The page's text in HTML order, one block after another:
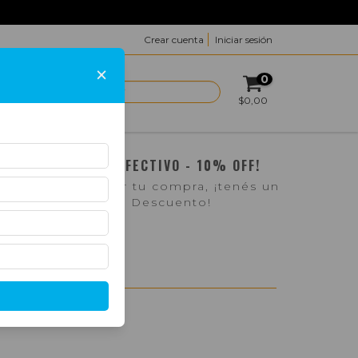
Crear cuenta Iniciar sesión
0
$0,00
¡PAGO EN EFECTIVO - 10% OFF!
Si pasás a retirar tu compra, ¡tenés un
10% de Descuento!
×